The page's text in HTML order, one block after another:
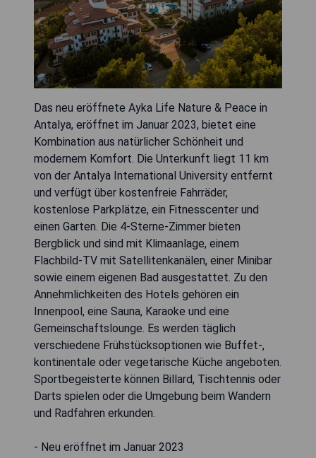
Das neu eröffnete Ayka Life Nature & Peace in
Antalya, eröffnet im Januar 2023, bietet eine
Kombination aus natürlicher Schönheit und
modernem Komfort. Die Unterkunft liegt 11 km
von der Antalya International University entfernt
und verfügt über kostenfreie Fahrräder,
kostenlose Parkplätze, ein Fitnesscenter und
einen Garten. Die 4-Sterne-Zimmer bieten
Bergblick und sind mit Klimaanlage, einem
Flachbild-TV mit Satellitenkanälen, einer Minibar
sowie einem eigenen Bad ausgestattet. Zu den
Annehmlichkeiten des Hotels gehören ein
Innenpool, eine Sauna, Karaoke und eine
Gemeinschaftslounge. Es werden täglich
verschiedene Frühstücksoptionen wie Buffet-,
kontinentale oder vegetarische Küche angeboten.
Sportbegeisterte können Billard, Tischtennis oder
Darts spielen oder die Umgebung beim Wandern
und Radfahren erkunden.
- Neu eröffnet im Januar 2023